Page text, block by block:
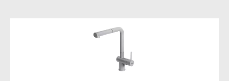
ELLECI - Mosogatótálca Quadra 100 K95